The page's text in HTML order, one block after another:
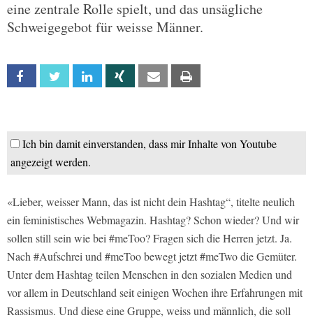
eine zentrale Rolle spielt, und das unsägliche
Schweigegebot für weisse Männer.
Facebook Twitter Linkedin Xing Email
Ich bin damit einverstanden, dass mir Inhalte von Youtube
angezeigt werden.
«Lieber, weisser Mann, das ist nicht dein Hashtag“, titelte neulich
ein feministisches Webmagazin. Hashtag? Schon wieder? Und wir
sollen still sein wie bei #meToo? Fragen sich die Herren jetzt. Ja.
Nach #Aufschrei und #meToo bewegt jetzt #meTwo die Gemüter.
Unter dem Hashtag teilen Menschen in den sozialen Medien und
vor allem in Deutschland seit einigen Wochen ihre Erfahrungen mit
Rassismus. Und diese eine Gruppe, weiss und männlich, die soll